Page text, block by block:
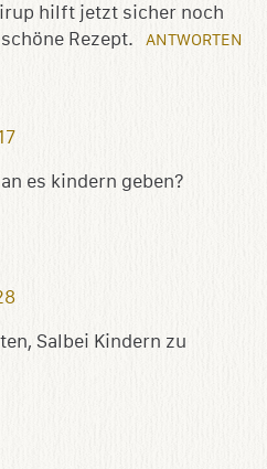
hilft jetzt sicher noch
Rezept.
ANTWORTEN
es kindern geben?
Salbei Kindern zu